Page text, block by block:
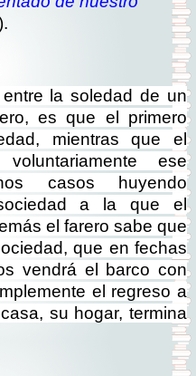
la soledad de un
es que el primero
mientras que el
ese
casos huyendo
a la que el
el farero sabe que
que en fechas
vendrá el barco con
el regreso a
su hogar, termina